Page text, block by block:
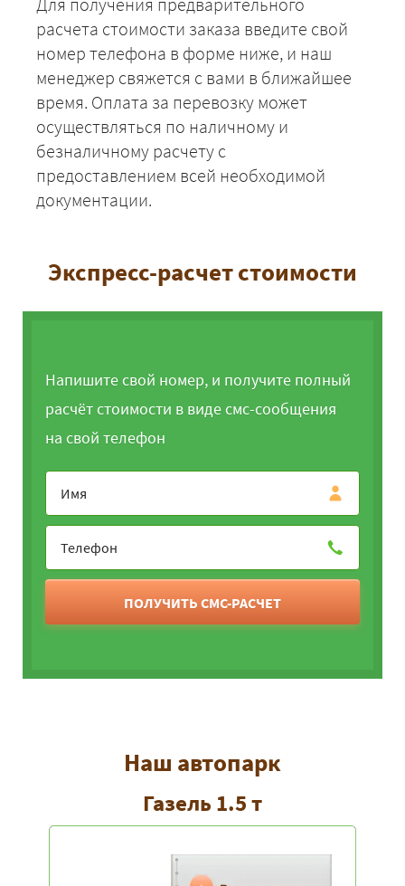
расчета стоимости заказа введите свой
номер телефона в форме ниже, и наш
менеджер свяжется с вами в ближайшее
время. Оплата за перевозку может
осуществляться по наличному и
безналичному расчету с
предоставлением всей необходимой
документации.
Экспресс-расчет стоимости
Напишите свой номер, и получите полный
расчёт стоимости в виде смс-сообщения
на свой телефон
ПОЛУЧИТЬ СМС-РАСЧЕТ
Наш автопарк
Газель 1.5 т